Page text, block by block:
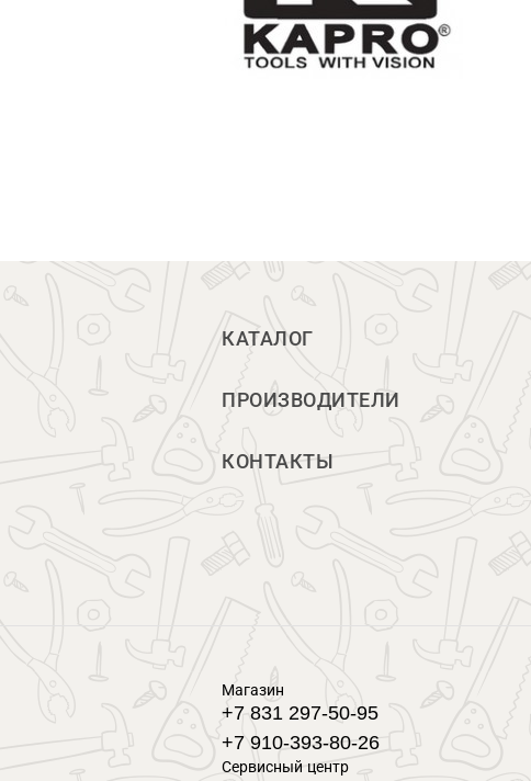
КАТАЛОГ
ПРОИЗВОДИТЕЛИ
КОНТАКТЫ
Магазин
+7 831 297-50-95
+7 910-393-80-26
Сервисный центр